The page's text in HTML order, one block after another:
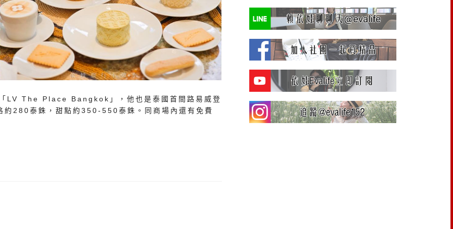
LV The Place Bangkok」，他也是泰國首間路易威登
約280泰銖，甜點約350-550泰銖。同商場內還有免費